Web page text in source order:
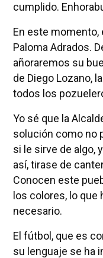
cumplido.
En este momento,
Paloma Adrados.
añoraremos su
de Diego Lozano,
todos los
Yo sé que la
solución como no
si le sirve de algo,
así, tirase de
Conocen este
los colores, lo que
necesario.
El fútbol, que es
su lenguaje se ha